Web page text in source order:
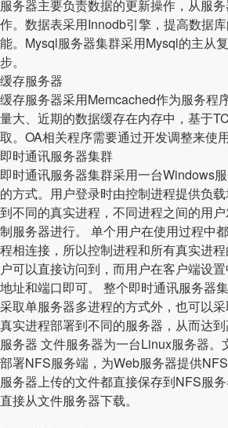
服务器主要负责数据的更新操作，从服
作。数据表采用Innodb引擎，提高数据
能。Mysql服务器集群采用Mysql的主从
步。
缓存服务器
缓存服务器采用Memcached作为服务程
量大、近期的数据缓存在内存中，基于
取。OA相关程序需要通过开发调整来使
即时通讯服务器集群
即时通讯服务器集群采用一台Windows
的方式。用户登录时由控制进程提供负
到不同的真实进程，不同进程之间的用
制服务器进行。 单个用户在使用过程中
程相连接，所以控制进程和所有真实进
户可以直接访问到，而用户在客户端设
地址和端口即可。 整个即时通讯服务器
采取单服务器多进程的方式外，也可以
真实进程部署到不同的服务器，从而达
服务器 文件服务器为一台Linux服务器。
部署NFS服务端，为Web服务器提供
服务器上传的文件都直接保存到NFS服
直接从文件服务器下载。